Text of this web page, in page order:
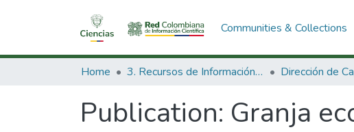
Communities & Collections
Home 3. Recursos de Información Científica y Tecnológica
Publication: Granja